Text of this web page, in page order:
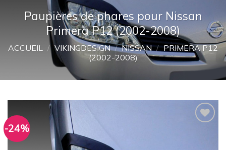
Paupières de phares pour Nissan
Primera P12 (2002-2008)
ACCUEIL / VIKINGDESIGN / NISSAN / PRIMERA P12
(2002-2008)
-24%